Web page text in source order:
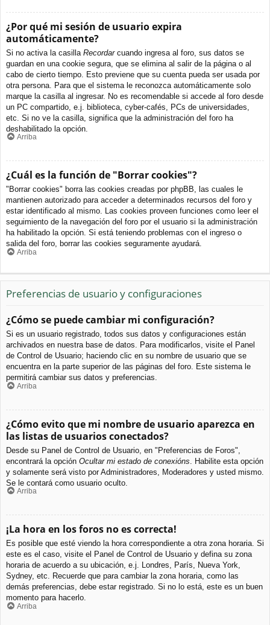
¿Por qué mi sesión de usuario expira
automáticamente?
Si no activa la casilla Recordarcuando ingresa al foro, sus datos se
guardan en una cookie segura, que se elimina al salir de la página o al
cabo de cierto tiempo. Esto previene que su cuenta pueda ser usada por
otra persona. Para que el sistema le reconozca automáticamente solo
marque la casilla al ingresar. No es recomendable si accede al foro desde
un PC compartido, e.j. biblioteca, cyber-cafés, PCs de universidades,
etc. Si no ve la casilla, significa que la administración del foro ha
deshabilitado la opción.
Arriba
¿Cuál es la función de "Borrar cookies"?
"Borrar cookies" borra las cookies creadas por phpBB, las cuales le
mantienen autorizado para acceder a determinados recursos del foro y
estar identificado al mismo. Las cookies proveen funciones como leer el
seguimiento de la navegación del foro por el usuario si la administración
ha habilitado la opción. Si está teniendo problemas con el ingreso o
salida del foro, borrar las cookies seguramente ayudará.
Arriba
Preferencias de usuario y configuraciones
¿Cómo se puede cambiar mi configuración?
Si es un usuario registrado, todos sus datos y configuraciones están
archivados en nuestra base de datos. Para modificarlos, visite el Panel
de Control de Usuario; haciendo clic en su nombre de usuario que se
encuentra en la parte superior de las páginas del foro. Este sistema le
permitirá cambiar sus datos y preferencias.
Arriba
¿Cómo evito que mi nombre de usuario aparezca en
las listas de usuarios conectados?
Desde su Panel de Control de Usuario, en "Preferencias de Foros",
encontrará la opción Ocultar mi estado de conexións . Habilite esta opción
y solamente será visto por Administradores, Moderadores y usted mismo.
Se le contará como usuario oculto.
Arriba
¡La hora en los foros no es correcta!
Es posible que esté viendo la hora correspondiente a otra zona horaria. Si
este es el caso, visite el Panel de Control de Usuario y defina su zona
horaria de acuerdo a su ubicación, e.j. Londres, París, Nueva York,
Sydney, etc. Recuerde que para cambiar la zona horaria, como las
demás preferencias, debe estar registrado. Si no lo está, este es un buen
momento para hacerlo.
Arriba